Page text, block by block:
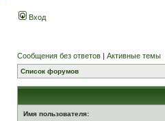
Вход
Сообщения без ответов | Активные темы
Список форумов
Имя пользователя: